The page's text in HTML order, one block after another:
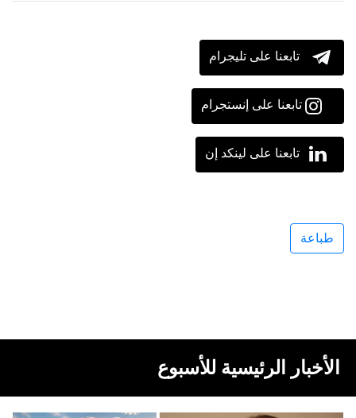
تابعنا على تليجرام
تابعنا على إنستجرام
تابعنا على لينكد إن
طباعة
الأخبار الرئيسية للأسبوع